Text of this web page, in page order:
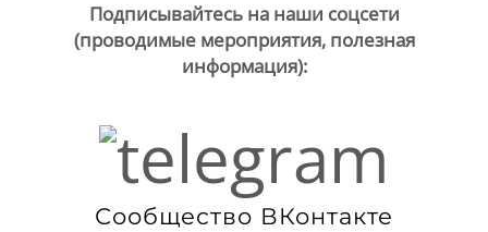
Подписывайтесь на наши соцсети
(проводимые мероприятия, полезная
информация):
Сообщество ВКонтакте